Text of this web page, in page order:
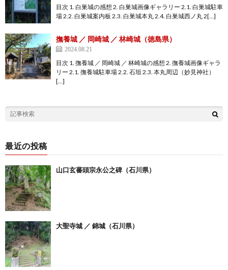
目次 1. 白巣城の感想 2. 白巣城画像ギャラリー 2.1. 白巣城駐車
場 2.2. 白巣城案内板 2.3. 白巣城本丸 2.4. 白巣城西ノ丸 2[…]
撫養城 ／ 岡崎城 ／ 林崎城（徳島県）
2024.08.21
目次 1. 撫養城 ／ 岡崎城 ／ 林崎城の感想 2. 撫養城画像ギャラ
リー 2.1. 撫養城駐車場 2.2. 石垣 2.3. 本丸周辺（妙見神社）
[…]
最近の投稿
山口玄蕃頭宗永公之碑（石川県）
大聖寺城 ／ 錦城（石川県）